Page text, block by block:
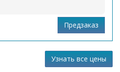
Узнать все цены